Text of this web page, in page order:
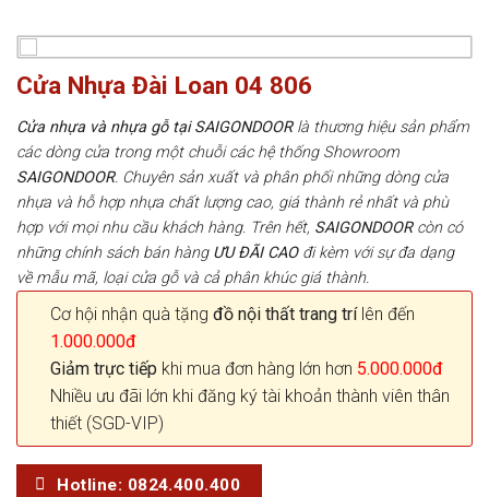
Cửa Nhựa Đài Loan 04 806
Cửa nhựa và nhựa gỗ tại SAIGONDOORlà thương hiệu sản phẩm
các dòng cửa trong một chuỗi các hệ thống Showroom
SAIGONDOOR. Chuyên sản xuất và phân phối những dòng cửa
nhựa và hỗ hợp nhựa chất lượng cao, giá thành rẻ nhất và phù
hợp với mọi nhu cầu khách hàng. Trên hết, SAIGONDOORcòn có
những chính sách bán hàng ƯU ĐÃI CAO đi kèm với sự đa dạng
về mẫu mã, loại cửa gỗ và cả phân khúc giá thành.
Cơ hội nhận quà tặng đồ nội thất trang trílên đến
1.000.000đ
Giảm trực tiếp khi mua đơn hàng lớn hơn 5.000.000đ
Nhiều ưu đãi lớn khi đăng ký tài khoản thành viên thân
thiết (SGD-VIP)
Hotline: 0824.400.400